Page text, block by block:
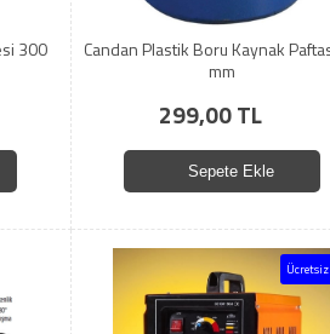
300
Candan Plastik Boru Kaynak
mm
299,00 TL
Sepete Ekle